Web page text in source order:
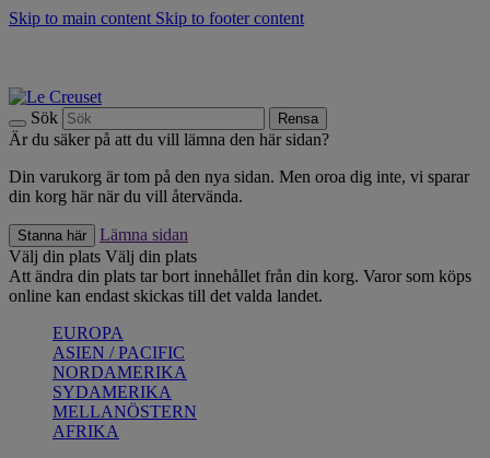
Skip to main content Skip to footer content
Sök Rensa
Är du säker på att du vill lämna den här sidan?
Din varukorg är tom på den nya sidan. Men oroa dig inte, vi sparar
din korg här när du vill återvända.
Stanna här
Lämna sidan
Välj din plats Välj din plats
Att ändra din plats tar bort innehållet från din korg. Varor som köps
online kan endast skickas till det valda landet.
EUROPA
ASIEN / PACIFIC
NORDAMERIKA
SYDAMERIKA
MELLANÖSTERN
AFRIKA